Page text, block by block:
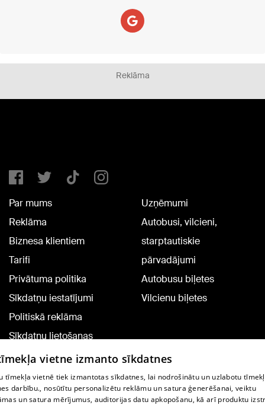
Reklāma
Par mums
Reklāma
Biznesa klientiem
Tarifi
Privātuma politika
Sīkdatņu iestatījumi
Politiskā reklāma
Sīkdatņu lietošanas
noteikumi
Komentāru pievienošana
Uzņēmumi
Autobusi, vilcieni,
starptautiskie
pārvadājumi
Autobusu biļetes
Vilcienu biļetes
TV programma
vietne izmanto sīkdatnes
tīmekļa vietnē tiek izmantotas sīkdatnes, lai nodrošinātu un uzlabotu
darbību., nosūtītu personalizētu reklāmu un satura ģenerēšanai, veiktu
un satura mērījumus, auditorijas datu apkopošanu, kā arī produktu